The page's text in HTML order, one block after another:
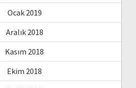
Ocak 2019
Aralık 2018
Kasım 2018
Ekim 2018